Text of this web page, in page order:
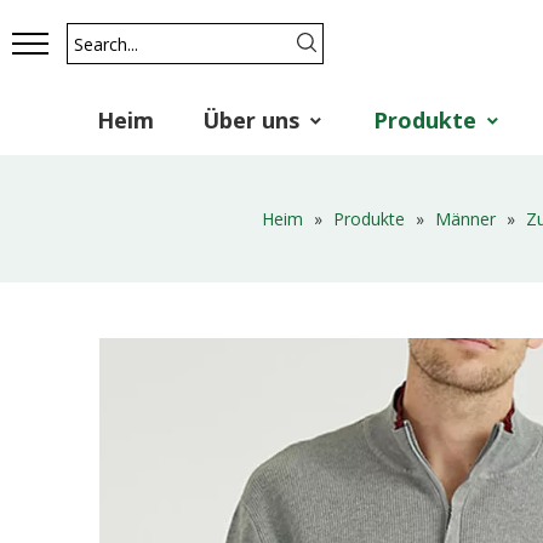
Heim Über uns Produkte
Heim » Produkte » Männer »